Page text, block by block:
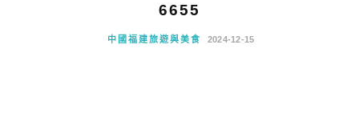
6655
中國福建旅遊與美食 2024-12-15